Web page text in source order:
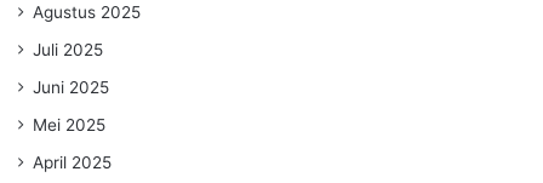
Agustus 2025
Juli 2025
Juni 2025
Mei 2025
April 2025